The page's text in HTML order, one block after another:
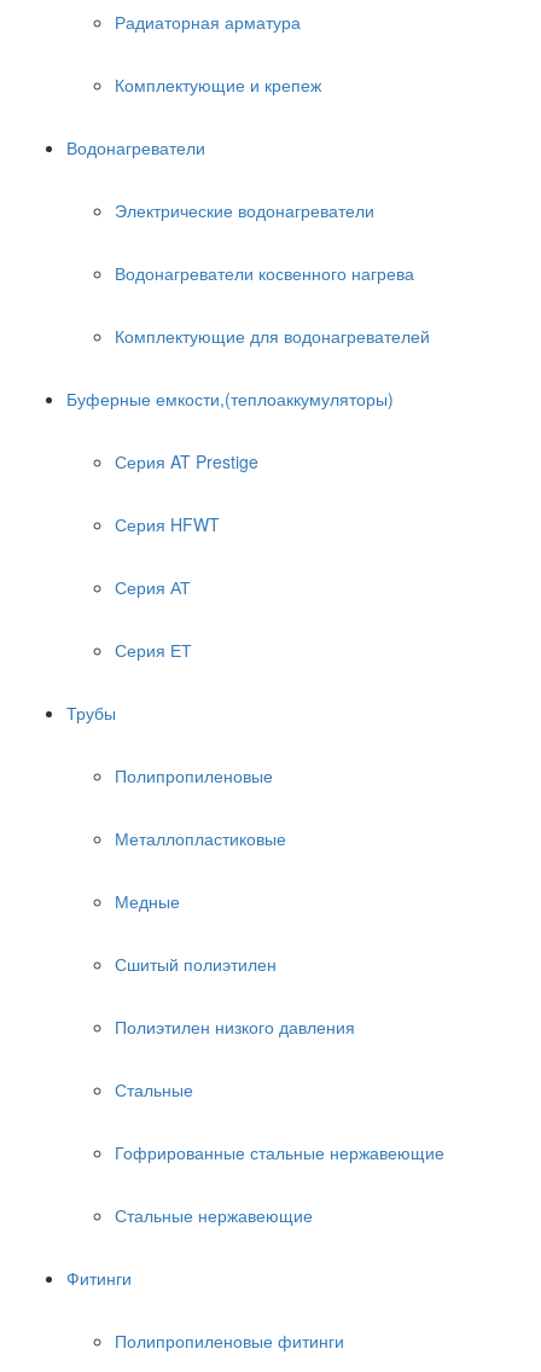
Радиаторная арматура
Комплектующие и крепеж
Водонагреватели
Электрические водонагреватели
Водонагреватели косвенного нагрева
Комплектующие для водонагревателей
Буферные емкости,(теплоаккумуляторы)
Серия AT Prestige
Серия HFWT
Серия АТ
Серия ЕТ
Трубы
Полипропиленовые
Металлопластиковые
Медные
Сшитый полиэтилен
Полиэтилен низкого давления
Стальные
Гофрированные стальные нержавеющие
Стальные нержавеющие
Фитинги
Полипропиленовые фитинги